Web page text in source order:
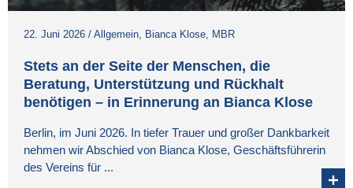
22. Juni 2026 / Allgemein, Bianca Klose, MBR
Stets an der Seite der Menschen, die
Beratung, Unterstützung und Rückhalt
benötigen – in Erinnerung an Bianca Klose
Berlin, im Juni 2026. In tiefer Trauer und großer Dankbarkeit
nehmen wir Abschied von Bianca Klose, Geschäftsführerin
des Vereins für ...